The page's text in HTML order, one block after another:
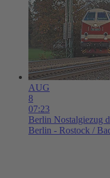
AUG
8
07:23
Berlin Nostalgiezug
Berlin - Rostock /